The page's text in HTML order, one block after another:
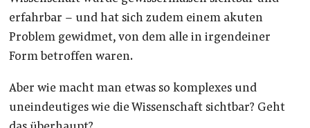
erfahrbar – und hat sich zudem einem akuten
Problem gewidmet, von dem alle in irgendeiner
Form betroffen waren.
Aber wie macht man etwas so komplexes und
uneindeutiges wie die Wissenschaft sichtbar? Geht